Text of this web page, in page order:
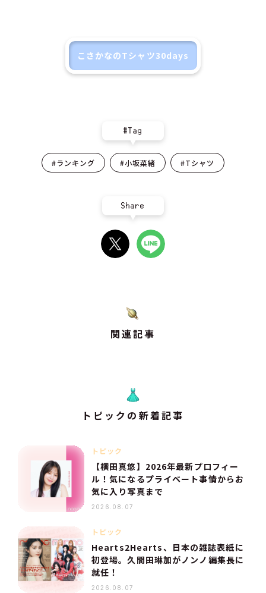
こさかなのTシャツ30days
#Tag
#ランキング #小坂菜緒 #Tシャツ
Share
関連記事
トピックの新着記事
トピック
【横田真悠】2026年最新プロフィー
ル！気になるプライベート事情からお
気に入り写真まで
2026.08.07
トピック
Hearts2Hearts、日本の雑誌表紙に
初登場。久間田琳加がノンノ編集長に
就任！
2026.08.07